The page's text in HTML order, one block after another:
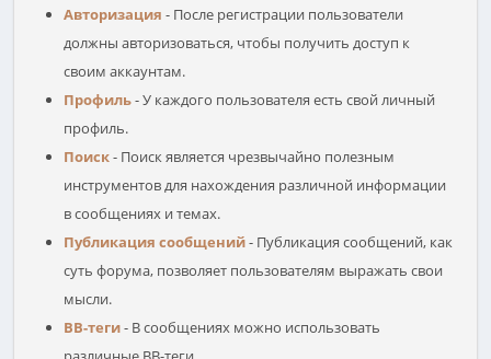
Авторизация - После регистрации пользователи
должны авторизоваться, чтобы получить доступ к
своим аккаунтам.
Профиль- У каждого пользователя есть свой личный
профиль.
Поиск- Поиск является чрезвычайно полезным
инструментов для нахождения различной информации
в сообщениях и темах.
Публикация сообщений- Публикация сообщений, как
суть форума, позволяет пользователям выражать свои
мысли.
BB-теги- В сообщениях можно использовать